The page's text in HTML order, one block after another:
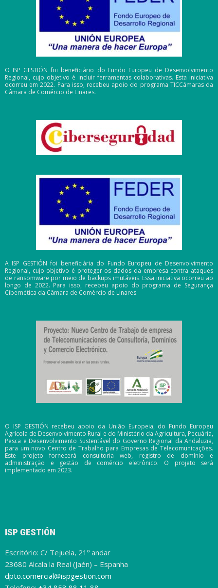
O ISP GESTIÓN foi beneficiário do Fundo Europeu de Desenvolvimento
Regional, cujo objetivo é incluir ferramentas colaborativas. Esta iniciativa
ocorreu em 2022. Para isso, recebeu apoio do programa TICCámaras da
Câmara de Comércio de Linares.
A ISP GESTIÓN foi beneficiária do Fundo Europeu de Desenvolvimento
Regional, cujo objetivo é proteger os dados da empresa contra ataques
de ransomware por meio de backups imutáveis. Essa iniciativa ocorreu ao
longo de 2022. Para isso, recebeu apoio do programa de Segurança
Cibernética da Câmara de Comércio de Linares.
O ISP GESTIÓN recebeu apoio da União Europeia, do Fundo Europeu
Agrícola de Desenvolvimento Rural e do Ministério da Agricultura, Pecuária,
Pesca e Desenvolvimento Sustentável do Governo Regional da Andaluzia,
para um novo Centro de Trabalho para Empresas de Telecomunicações.
Este projeto fornecerá consultoria web, registro de domínio e
administração e gestão de comércio eletrônico. O projeto será
implementado em 2023.
ISP GESTIÓN
Escritório: C/ Tejuela, 21º andar
23680 Alcala la Real (Jaén) – Espanha
dpto.comercial@ispgestion.com